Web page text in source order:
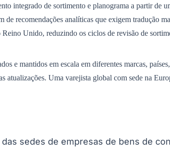
integrado de sortimento e planograma a partir de
recomendações analíticas que exigem tradução
Unido, reduzindo os ciclos de revisão de
e mantidos em escala em diferentes marcas,
atualizações. Uma varejista global com sede na
sedes de empresas de bens de